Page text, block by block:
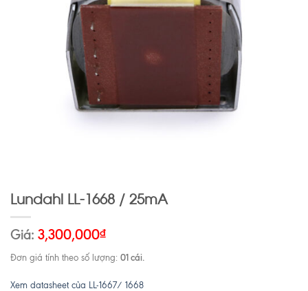
Lundahl LL-1668 / 25mA
Giá: 3,300,000₫
Đơn giá tính theo số lượng: 01 cái.
Xem datasheet của LL-1667/ 1668